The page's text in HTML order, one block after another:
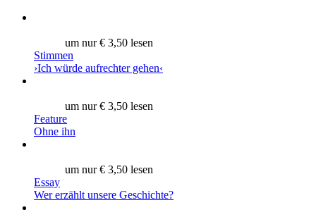
um nur € 3,50 lesen
Stimmen
›Ich würde aufrechter gehen‹
um nur € 3,50 lesen
Feature
Ohne ihn
um nur € 3,50 lesen
Essay
Wer erzählt unsere Geschichte?